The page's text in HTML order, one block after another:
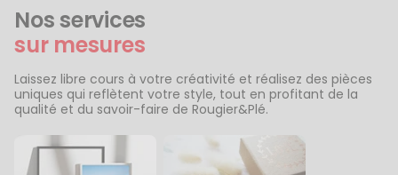
Nos services
sur mesures
Laissez libre cours à votre créativité et réalisez des pièces
uniques qui reflètent votre style, tout en profitant de la
qualité et du savoir-faire de Rougier&Plé.